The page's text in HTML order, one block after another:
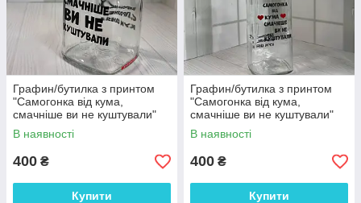
Графин/бутилка з принтом
"Самогонка від кума,
смачніше ви не куштували"
1л
В наявності
400 ₴
Купити
Графин/бутилка з принтом
"Самогонка від кума,
смачніше ви не куштували"
1л
В наявності
400 ₴
Купити